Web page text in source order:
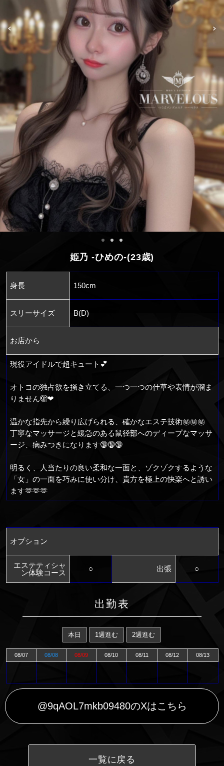
姫乃 -ひめの-(23歳)
身長 150cm
スリーサイズ B(D)
お店から
現役アイドルで超キュート💕
オトコの独占欲を掻き立てる、一つ一つの仕草や表情が溜ま
りません🫣❤
温かな指先から繰り広げられる、確かなエステ技術㊙️㊙️㊙️
丁寧なマッサージと緩急のある鼠径部へのディープなマッサ
ージ、病みつきになります🔞🔞🔞
明るく、人当たりの良い柔和な一面と、ゾクゾクするような
「女」の一面を巧みに使い分け、貴方を極上の快楽へと誘い
ます🫶🫶🫶
オプション
エステティシャ
ン体験コース
○ 出張 ○
出勤表
本日 1週進む 2週進む
08/07 08/08 08/09 08/10 08/11 08/12 08/13
@9qAOL7mkb09480のXはこちら
一覧に戻る